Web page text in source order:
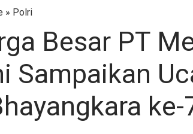
» Polri
Besar PT
Sampaikan